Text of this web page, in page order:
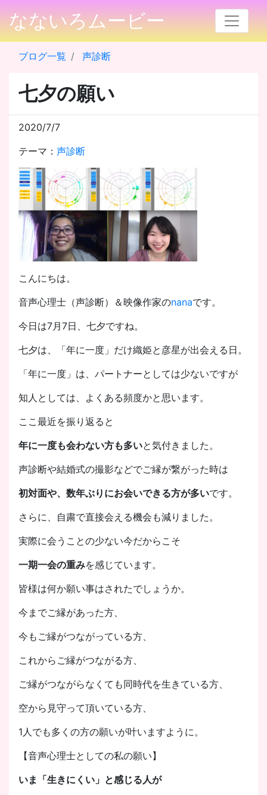
なないろムービー
ブログ一覧 声診断
七夕の願い
2020/7/7
テーマ： 声診断
こんにちは。
音声心理士（声診断）＆映像作家のnanaです。
今日は7月7日、七夕ですね。
七夕は、「年に一度」だけ織姫と彦星が出会える日。
「年に一度」は、パートナーとしては少ないですが
知人としては、よくある頻度かと思います。
ここ最近を振り返ると
年に一度も会わない方も多いと気付きました。
声診断や結婚式の撮影などでご縁が繋がった時は
初対面や、数年ぶりにお会いできる方が多いです。
さらに、自粛で直接会える機会も減りました。
実際に会うことの少ない今だからこそ
一期一会の重みを感じています。
皆様は何か願い事はされたでしょうか。
今までご縁があった方、
今もご縁がつながっている方、
これからご縁がつながる方、
ご縁がつながらなくても同時代を生きている方、
空から見守って頂いている方、
1人でも多くの方の願いが叶いますように。
【音声心理士としての私の願い】
いま「生きにくい」と感じる人が